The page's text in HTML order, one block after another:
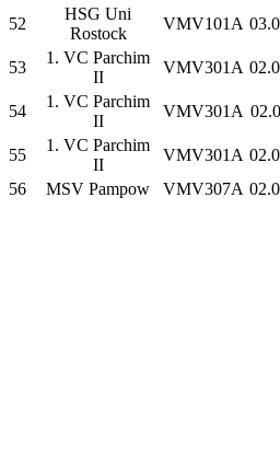
52
HSG Uni
Rostock
VMV101A
53
1. VC Parchim
II
VMV301A
54
1. VC Parchim
II
VMV301A
55
1. VC Parchim
II
VMV301A
56
MSV Pampow VMV307A